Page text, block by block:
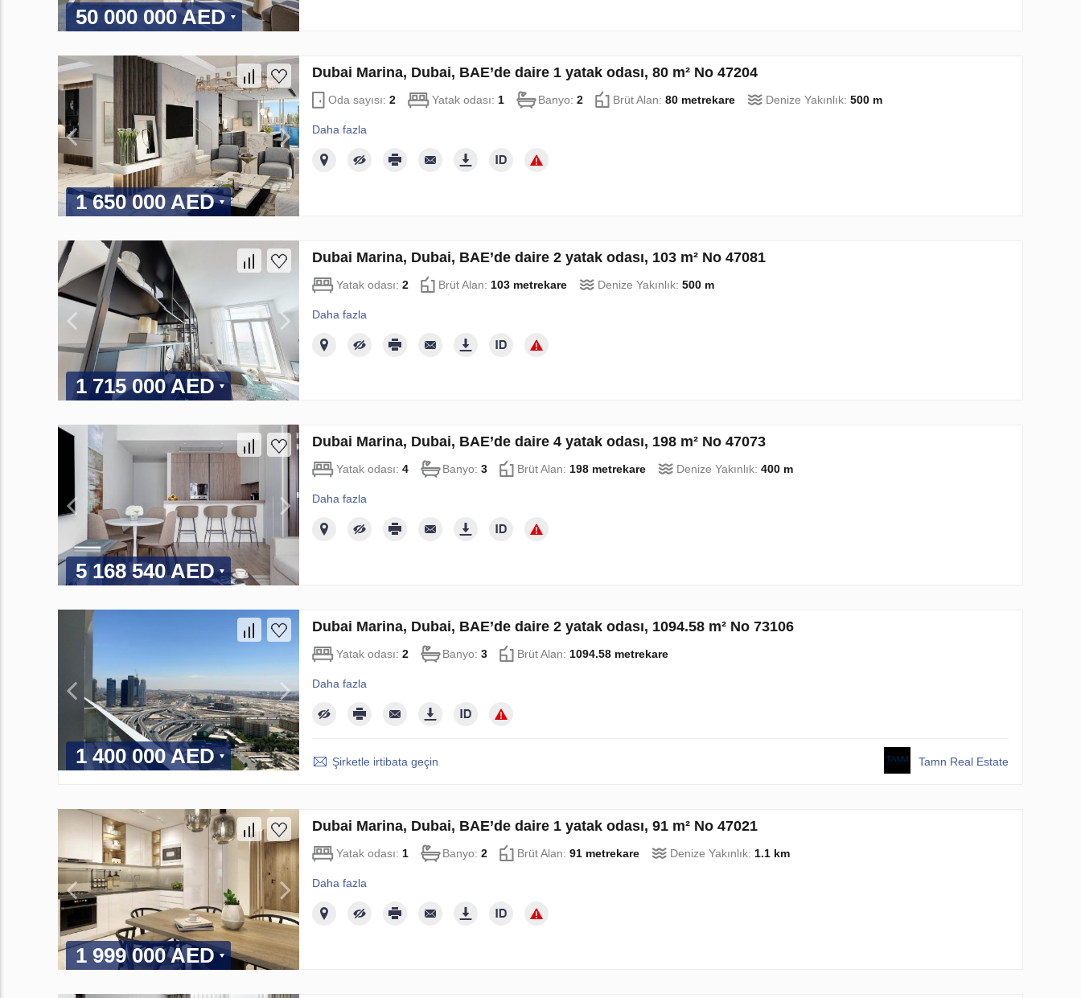
50 000 000 AED
1 650 000 AED
Dubai Marina, Dubai, BAE’de daire 1 yatak odası, 80 m² No 47204
Oda sayısı: 2 Yatak odası: 1 Banyo: 2 Brüt Alan: 80 metrekare Denize Yakınlık: 500 m
Daha fazla
1 715 000 AED
Dubai Marina, Dubai, BAE’de daire 2 yatak odası, 103 m² No 47081
Yatak odası: 2 Brüt Alan: 103 metrekare Denize Yakınlık: 500 m
Daha fazla
5 168 540 AED
Dubai Marina, Dubai, BAE’de daire 4 yatak odası, 198 m² No 47073
Yatak odası: 4 Banyo: 3 Brüt Alan: 198 metrekare Denize Yakınlık: 400 m
Daha fazla
1 400 000 AED
Dubai Marina, Dubai, BAE’de daire 2 yatak odası, 1094.58 m² No 73106
Yatak odası: 2 Banyo: 3 Brüt Alan: 1094.58 metrekare
Daha fazla
Şirketle irtibata geçin Tamn Real Estate
1 999 000 AED
Dubai Marina, Dubai, BAE’de daire 1 yatak odası, 91 m² No 47021
Yatak odası: 1 Banyo: 2 Brüt Alan: 91 metrekare Denize Yakınlık: 1.1 km
Daha fazla